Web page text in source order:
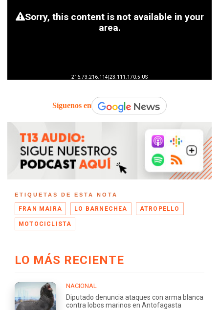
Síguenos en
ETIQUETAS DE ESTA NOTA
FRAN MAIRA LO BARNECHEA ATROPELLO
MOTOCICLISTA
LO MÁS RECIENTE
NACIONAL
Diputado denuncia ataques con arma blanca
contra lobos marinos en Antofagasta